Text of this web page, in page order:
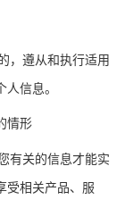
，遵从和执行适用
信息。
情形
有关的信息才能实
受相关产品、服